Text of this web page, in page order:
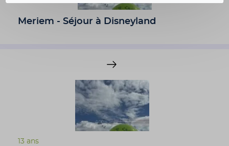
Meriem - Séjour à Disneyland
13 ans